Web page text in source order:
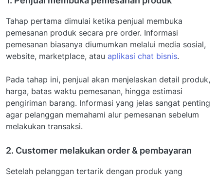
Tahap pertama dimulai ketika penjual membuka
pemesanan produk secara pre order. Informasi
pemesanan biasanya diumumkan melalui media sosial,
website, marketplace, atau aplikasi chat bisnis.
Pada tahap ini, penjual akan menjelaskan detail produk,
harga, batas waktu pemesanan, hingga estimasi
pengiriman barang. Informasi yang jelas sangat penting
agar pelanggan memahami alur pemesanan sebelum
melakukan transaksi.
2. Customer melakukan order & pembayaran
Setelah pelanggan tertarik dengan produk yang